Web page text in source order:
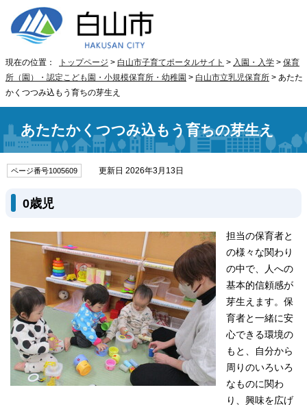
現在の位置： トップページ > 白山市子育てポータルサイト > 入園・入学 > 保育
所（園）・認定こども園・小規模保育所・幼稚園 > 白山市立乳児保育所 > あたた
かくつつみ込もう育ちの芽生え
あたたかくつつみ込もう育ちの芽生え
ページ番号1005609 更新日 2026年3月13日
0歳児
担当の保育者と
の様々な関わり
の中で、人への
基本的信頼感が
芽生えます。保
育者と一緒に安
心できる環境の
もと、自分から
周りのいろいろ
なものに関わ
り、興味を広げ